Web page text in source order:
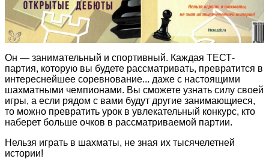
Он — занимательный и спортивный. Каждая ТЕСТ-
партия, которую вы будете рассматривать, превратится в
интереснейшее соревнование... даже с настоящими
шахматными чемпионами. Вы сможете узнать силу своей
игры, а если рядом с вами будут другие занимающиеся,
то можно превратить урок в увлекательный конкурс, кто
наберет больше очков в рассматриваемой партии.
Нельзя играть в шахматы, не зная их тысячелетней
истории!